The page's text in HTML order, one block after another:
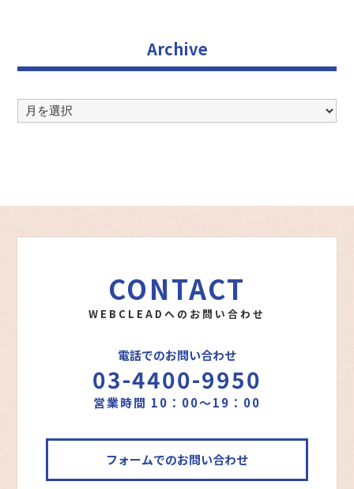
Archive
Archive
CONTACT
WEBCLEADへのお問い合わせ
電話でのお問い合わせ
03-4400-9950
営業時間 10：00～19：00
フォームでのお問い合わせ